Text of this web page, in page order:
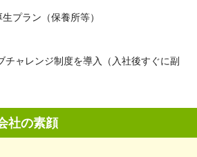
プラン（保養所等）
ャレンジ制度を導入（入社後すぐに副
社の素顔